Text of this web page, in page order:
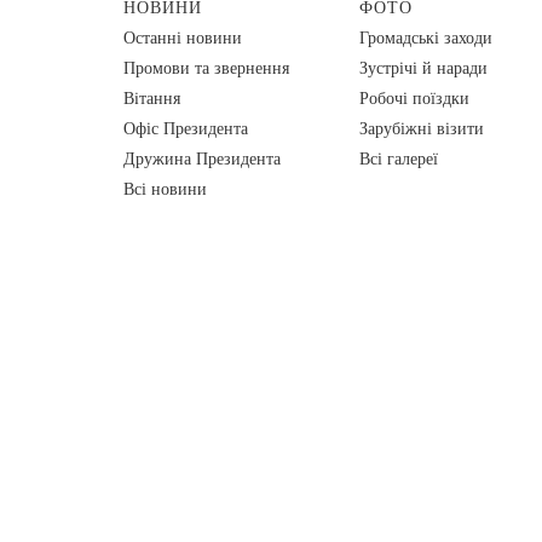
НОВИНИ
Останні новини
Промови та звернення
Вiтання
Офіс Президента
Дружина Президента
Всі новини
ФОТО
Громадські заходи
Зустрічі й наради
Робочі поїздки
Зарубіжні візити
Всі галереї